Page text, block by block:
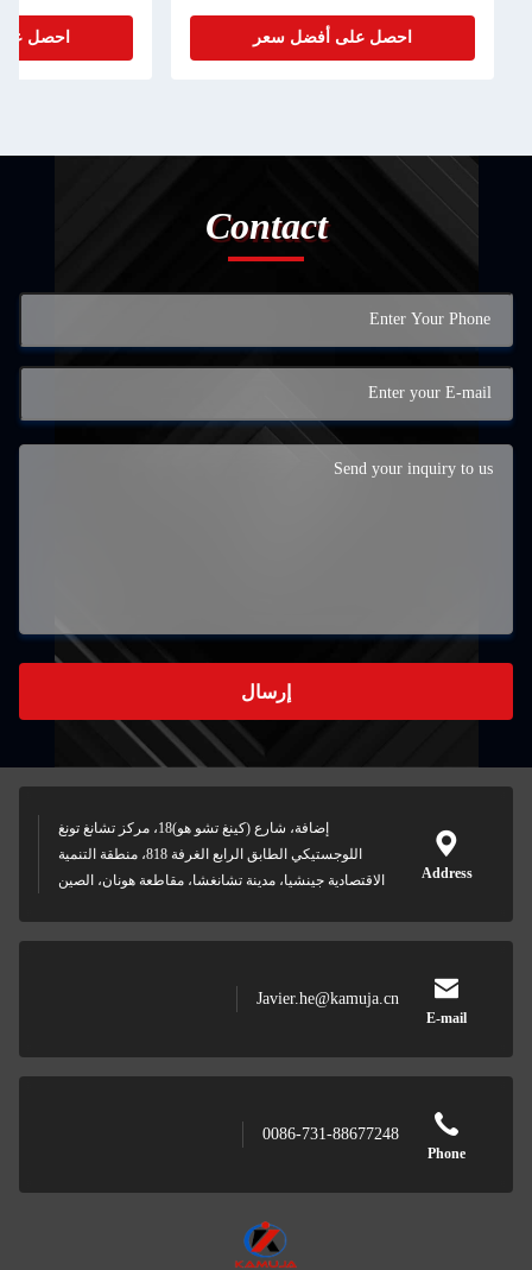
احصل على أفضل سعر احصل
Contact
إرسال
Address
إضافة، شارع (كينغ تشو هو)18، مركز تشانغ تونغ
اللوجستيكي الطابق الرابع الغرفة 818، منطقة التنمية
الاقتصادية جينشيا، مدينة تشانغشا، مقاطعة هونان، الصين
E-mail
Javier.he@kamuja.cn
Phone
0086-731-88677248